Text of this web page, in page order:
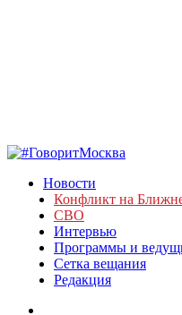
Новости
Конфликт на
СВО
Интервью
Программы и
Сетка вещания
Редакция